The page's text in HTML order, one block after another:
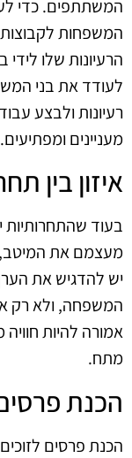
המשתתפים. כדי
המשפחות
הרעיונות שלו
לעודד את בני
רעיונות ולבצע
מעניינים ומפתיעים.
איזון בין
בעוד
מעצמם את המיטב,
יש להדגיש את
המשפחה, ולא רק
אמורה להיות
מתח.
הכנת
הכנת פרסים